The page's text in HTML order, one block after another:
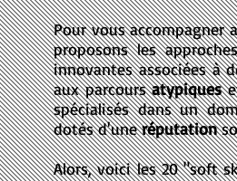
Pour vous accompagner
proposons les
innovantes associées à
aux parcoursatypiques
spécialisés dans un
dotés d'uneréputation
Alors, voici les 20 "soft